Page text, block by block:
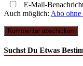
E-Mail-
Auch möglich: Abo ohne
Suchst Du Etwas